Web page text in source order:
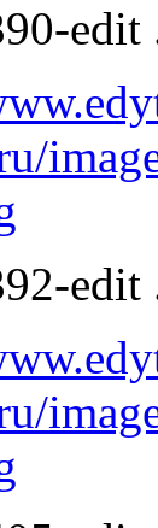
edit
edit